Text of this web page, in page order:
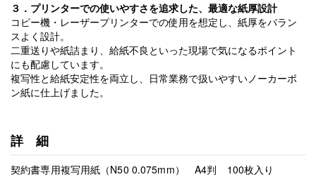
３．プリンターでの使いやすさを追求した、最適な紙厚設計
コピー機・レーザープリンターでの使用を想定し、紙厚をバラン
スよく設計。
二重送りや紙詰まり、給紙不良といった現場で気になるポイント
にも配慮しています。
複写性と給紙安定性を両立し、日常業務で扱いやすいノーカーボ
ン紙に仕上げました。
詳細
契約書専用複写用紙（N50 0.075mm） A4判 100枚入り